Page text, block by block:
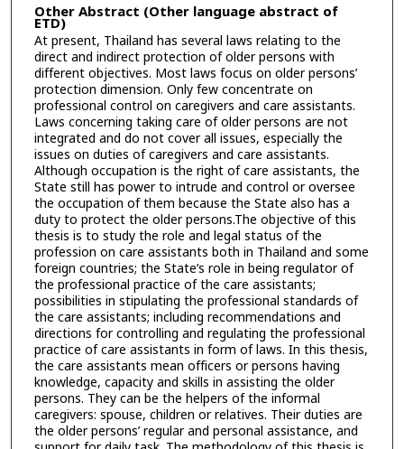
Other Abstract (Other language abstract of
ETD)
At present, Thailand has several laws relating to the
direct and indirect protection of older persons with
different objectives. Most laws focus on older persons’
protection dimension. Only few concentrate on
professional control on caregivers and care assistants.
Laws concerning taking care of older persons are not
integrated and do not cover all issues, especially the
issues on duties of caregivers and care assistants.
Although occupation is the right of care assistants, the
State still has power to intrude and control or oversee
the occupation of them because the State also has a
duty to protect the older persons.The objective of this
thesis is to study the role and legal status of the
profession on care assistants both in Thailand and some
foreign countries; the State’s role in being regulator of
the professional practice of the care assistants;
possibilities in stipulating the professional standards of
the care assistants; including recommendations and
directions for controlling and regulating the professional
practice of care assistants in form of laws. In this thesis,
the care assistants mean officers or persons having
knowledge, capacity and skills in assisting the older
persons. They can be the helpers of the informal
caregivers: spouse, children or relatives. Their duties are
the older persons’ regular and personal assistance, and